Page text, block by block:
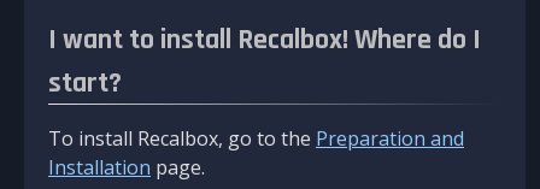
I want to install Recalbox! Where do I
start?
To install Recalbox, go to the Preparation and
Installation page.